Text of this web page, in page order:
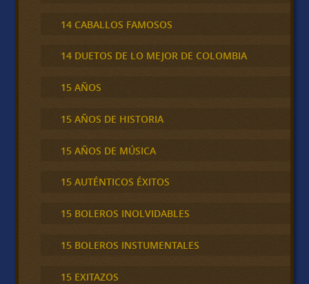
14 CABALLOS FAMOSOS
14 DUETOS DE LO MEJOR DE COLOMBIA
15 AÑOS
15 AÑOS DE HISTORIA
15 AÑOS DE MÚSICA
15 AUTÉNTICOS ÉXITOS
15 BOLEROS INOLVIDABLES
15 BOLEROS INSTUMENTALES
15 EXITAZOS